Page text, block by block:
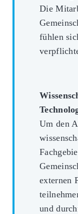
Die
fühlen
Um den
externen
und